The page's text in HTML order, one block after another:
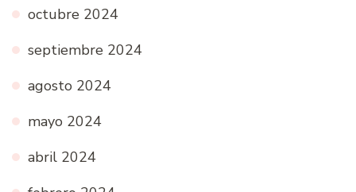
octubre 2024
septiembre 2024
agosto 2024
mayo 2024
abril 2024